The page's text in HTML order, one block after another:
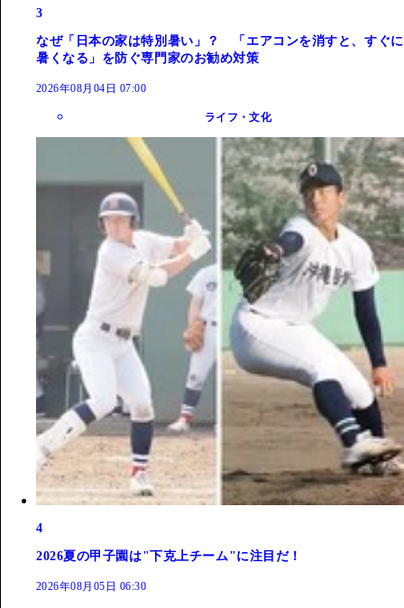
3
なぜ「日本の家は特別暑い」？ 「エアコンを消すと、すぐに
暑くなる」を防ぐ専門家のお勧め対策
2026年08月04日 07:00
ライフ・文化
4
2026夏の甲子園は"下克上チーム"に注目だ！
2026年08月05日 06:30